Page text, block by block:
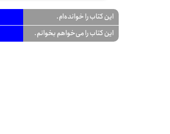
این کتاب را خوانده‌ام.
این کتاب را می‌خواهم بخوانم.